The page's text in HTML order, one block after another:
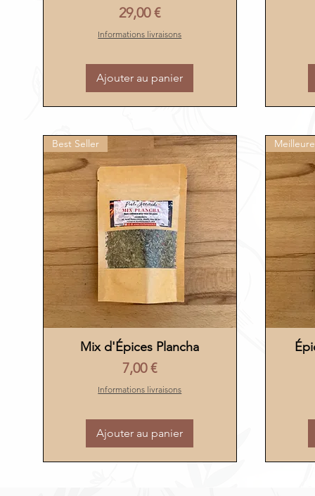
Prix
29,00 €
Informations livraisons
Ajouter au panier
Aperçu rapide
Best Seller
Mix d'Épices Plancha
Prix
7,00 €
Informations livraisons
Ajouter au panier